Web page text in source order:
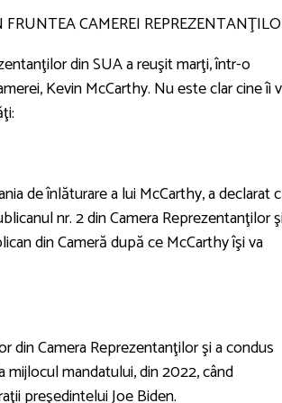
CAMEREI
din SUA a reuşit marţi, într-o
Kevin McCarthy. Nu este clar cine îi
de înlăturare a lui McCarthy, a declarat
nr. 2 din Camera Reprezentanţilor
din Cameră după ce McCarthy îşi va
din Camera Reprezentanţilor şi a condus
mandatului, din 2022, când
preşedintelui Joe Biden.